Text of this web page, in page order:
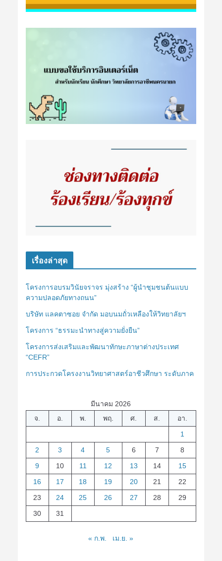
เรื่องล่าสุด
โครงการอบรมวินัยจราจร มุ่งสร้าง “ผู้นำชุมชนต้นแบบ
ความปลอดภัยทางถนน”
บริษัท แลคตาซอย จำกัด มอบนมถั่วเหลืองให้วิทยาลัยฯ
โครงการ “ธรรมะนำทางสู่ความยั่งยืน”
โครงการส่งเสริมและพัฒนาทักษะภาษาต่างประเทศ
“CEFR”
การประกวดโครงงานวิทยาศาสตร์อาชีวศึกษา ระดับภาค
มีนาคม 2026
จ.
อ. พ. พฤ. ศ. ส.
อา.
1
2
3 4 5 6 7
8
9
10 11 12 13 14
15
16
17 18 19 20 21
22
23
24 25 26 27 28
29
30
31
« ก.พ. เม.ย. »